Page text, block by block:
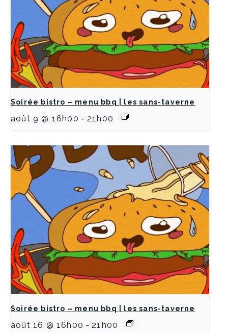
Soirée bistro – menu bbq | les sans-taverne
août 9 @ 16h00 - 21h00
Soirée bistro – menu bbq | les sans-taverne
août 16 @ 16h00 - 21h00